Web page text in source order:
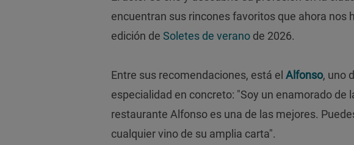
encuentran sus rincones favoritos que ahora nos
edición de Soletes de verano de 2026.
Entre sus recomendaciones, está el Alfonso, uno
especialidad en concreto: "Soy un enamorado de
restaurante Alfonso es una de las mejores.
cualquier vino de su amplia carta".